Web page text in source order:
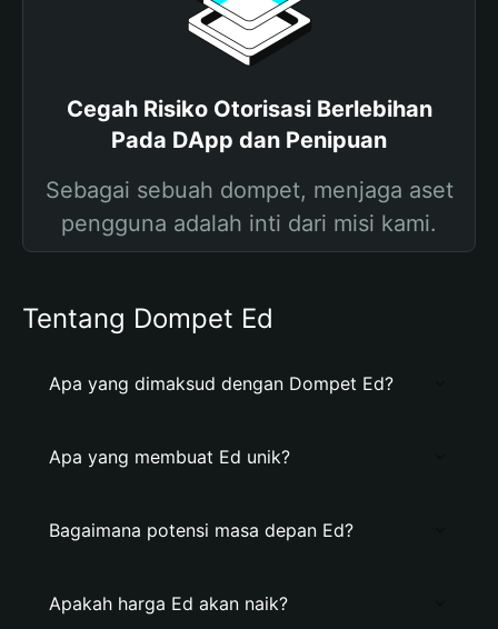
Cegah Risiko Otorisasi Berlebihan
Pada DApp dan Penipuan
Sebagai sebuah dompet, menjaga aset
pengguna adalah inti dari misi kami.
Tentang Dompet Ed
Apa yang dimaksud dengan Dompet Ed?
Apa yang membuat Ed unik?
Bagaimana potensi masa depan Ed?
Apakah harga Ed akan naik?